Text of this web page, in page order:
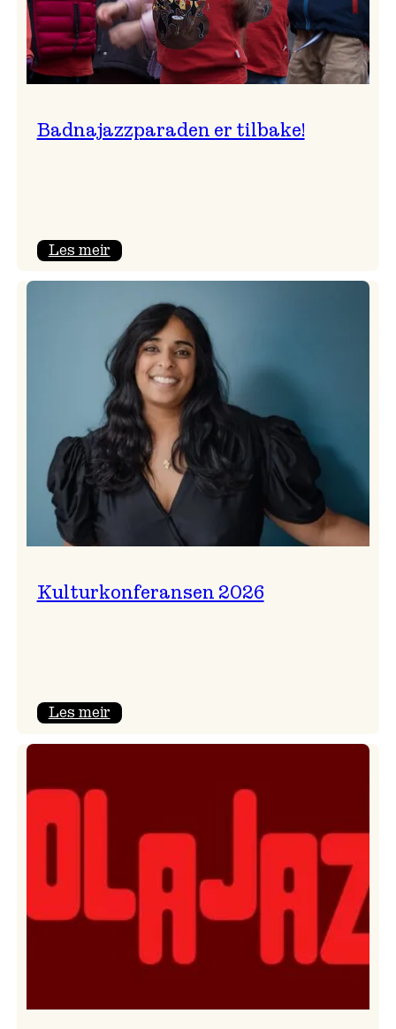
Badnajazzparaden er tilbake!
Les meir:
tilbake!
Kulturkonferansen 2026
Les meir: